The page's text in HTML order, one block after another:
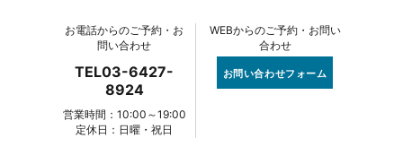
お電話からのご予約・お
問い合わせ
TEL03-6427-
8924
営業時間：10:00～19:00
定休日：日曜・祝日
WEBからのご予約・お問い
合わせ
お問い合わせフォーム